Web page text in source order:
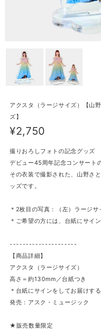
アクスタ（ラージサイズ）【山
ズ】
¥2,750
撮りおろしフォトの記念グッズ
デビュー45周年記念コンサート
その衣装で撮影された、山野さ
ッズです。
＊2枚目の写真：（左）ラージ
＊ご希望の方には、台紙にサイ
---------------------
【商品詳細】
アクスタ（ラージサイズ）
高さ＝約130mm／台紙つき
＊台紙にサインをしてお届けす
発売：アスク・ミュージック
★販売数量限定